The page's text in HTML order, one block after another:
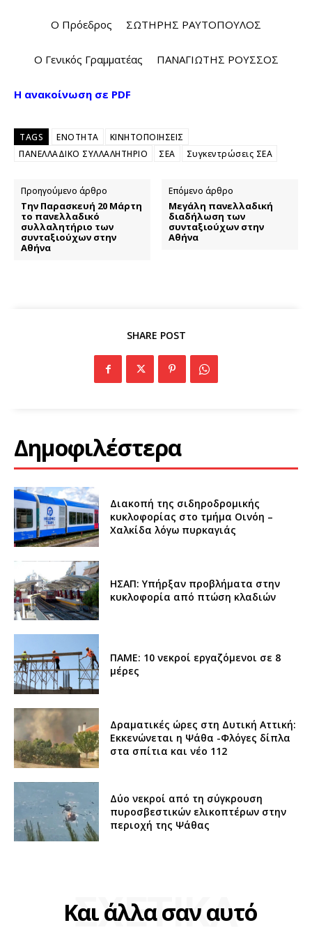
Ο Πρόεδρος ΣΩΤΗΡΗΣ ΡΑΥΤΟΠΟΥΛΟΣ
Ο Γενικός Γραμματέας ΠΑΝΑΓΙΩΤΗΣ ΡΟΥΣΣΟΣ
Η ανακοίνωση σε PDF
TAGS ΕΝΟΤΗΤΑ
ΚΙΝΗΤΟΠΟΙΗΣΕΙΣ
ΠΑΝΕΛΛΑΔΙΚΟ ΣΥΛΛΑΛΗΤΗΡΙΟ
ΣΕΑ Συγκεντρώσεις ΣΕΑ
Προηγούμενο άρθρο
Την Παρασκευή 20 Μάρτη
το πανελλαδικό
συλλαλητήριο των
συνταξιούχων στην
Αθήνα
Επόμενο άρθρο
Μεγάλη πανελλαδική
διαδήλωση των
συνταξιούχων στην
Αθήνα
SHARE POST
Δημοφιλέστερα
Διακοπή της σιδηροδρομικής
κυκλοφορίας στο τμήμα Οινόη –
Χαλκίδα λόγω πυρκαγιάς
ΗΣΑΠ: Υπήρξαν προβλήματα στην
κυκλοφορία από πτώση κλαδιών
ΠΑΜΕ: 10 νεκροί εργαζόμενοι σε 8
μέρες
Δραματικές ώρες στη Δυτική Αττική:
Εκκενώνεται η Ψάθα -Φλόγες δίπλα
στα σπίτια και νέο 112
Δύο νεκροί από τη σύγκρουση
πυροσβεστικών ελικοπτέρων στην
περιοχή της Ψάθας
Και άλλα σαν αυτό
ΣΧΕΤΙΚΑ